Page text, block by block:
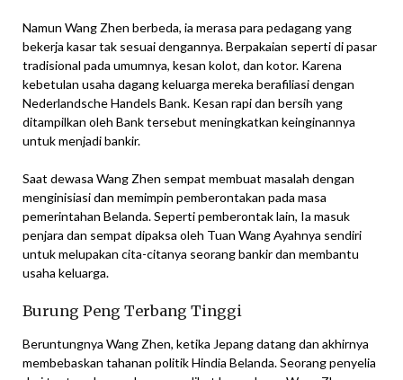
Namun Wang Zhen berbeda, ia merasa para pedagang yang
bekerja kasar tak sesuai dengannya. Berpakaian seperti di pasar
tradisional pada umumnya, kesan kolot, dan kotor. Karena
kebetulan usaha dagang keluarga mereka berafiliasi dengan
Nederlandsche Handels Bank. Kesan rapi dan bersih yang
ditampilkan oleh Bank tersebut meningkatkan keinginannya
untuk menjadi bankir.
Saat dewasa Wang Zhen sempat membuat masalah dengan
menginisiasi dan memimpin pemberontakan pada masa
pemerintahan Belanda. Seperti pemberontak lain, Ia masuk
penjara dan sempat dipaksa oleh Tuan Wang Ayahnya sendiri
untuk melupakan cita-citanya seorang bankir dan membantu
usaha keluarga.
Burung Peng Terbang Tinggi
Beruntungnya Wang Zhen, ketika Jepang datang dan akhirnya
membebaskan tahanan politik Hindia Belanda. Seorang penyelia